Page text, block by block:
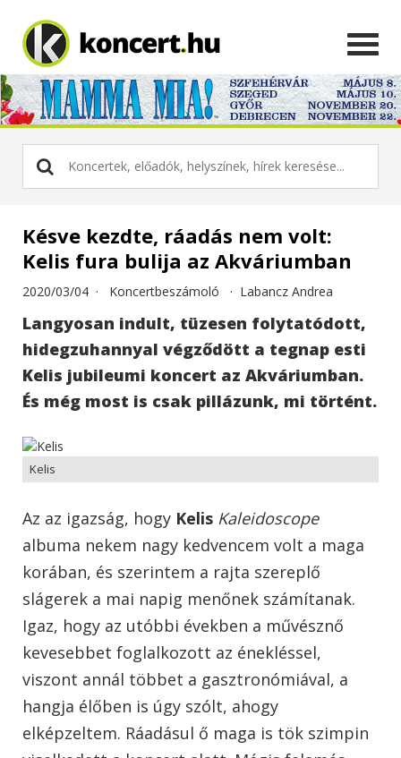
Késve kezdte, ráadás nem volt:
Kelis fura bulija az Akváriumban
2020/03/04 · Koncertbeszámoló · Labancz Andrea
Langyosan indult, tüzesen folytatódott,
hidegzuhannyal végződött a tegnap esti
Kelis jubileumi koncert az Akváriumban.
És még most is csak pillázunk, mi történt.
Kelis
Az az igazság, hogy Kelis Kaleidoscope
albuma nekem nagy kedvencem volt a maga
korában, és szerintem a rajta szereplő
slágerek a mai napig menőnek számítanak.
Igaz, hogy az utóbbi években a művésznő
kevesebbet foglalkozott az énekléssel,
viszont annál többet a gasztronómiával, a
hangja élőben is úgy szólt, ahogy
elképzeltem. Ráadásul ő maga is tök szimpin